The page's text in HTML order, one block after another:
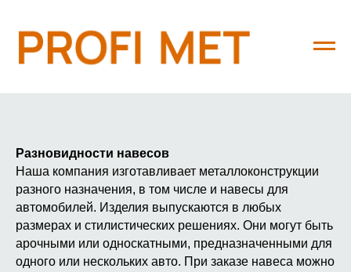
Главная → Каталог
→
Навесы из поликарбоната
Разновидности навесов
Наша компания изготавливает металлоконструкции
разного назначения, в том числе и навесы для
автомобилей. Изделия выпускаются в любых
размерах и стилистических решениях. Они могут быть
арочными или односкатными, предназначенными для
одного или нескольких авто. При заказе навеса можно